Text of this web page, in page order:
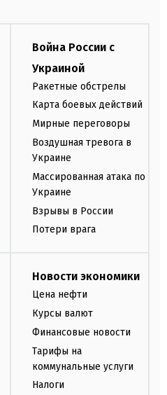
Война России с
Украиной
Ракетные обстрелы
Карта боевых действий
Мирные переговоры
Воздушная тревога в
Украине
Массированная атака по
Украине
Взрывы в России
Потери врага
Новости экономики
Цена нефти
Курсы валют
Финансовые новости
Тарифы на
коммунальные услуги
Налоги